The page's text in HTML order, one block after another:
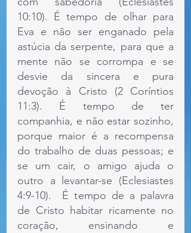
10:10). É tempo de olhar para
Eva e não ser enganado pela
astúcia da serpente, para que a
mente não se corrompa e se
desvie da sincera e pura
devoção à Cristo (2 Coríntios
11:3). É tempo de ter
companhia, e não estar sozinho,
porque maior é a recompensa
do trabalho de duas pessoas; e
se um cair, o amigo ajuda o
outro a levantar-se (Eclesiastes
4:9-10).  É tempo de a palavra
de Cristo habitar ricamente no
coração, ensinando e